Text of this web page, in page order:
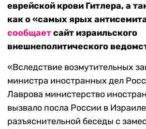
еврейской крови Гитлера, а
как о «самых ярых
сообщаетсайт израильского
внешнеполитического
«Вследствие возмутительных
министра иностранных дел
Лаврова министерство
вызвало посла России в
разъяснительной беседы с